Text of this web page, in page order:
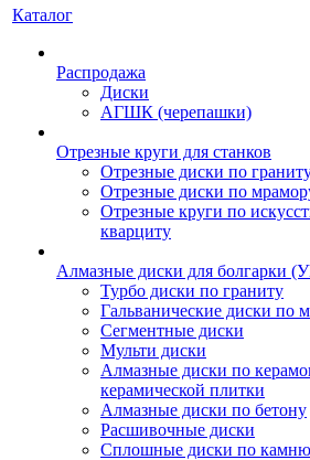
Каталог
Распродажа
Диски
АГШК (черепашки)
Отрезные круги для станков
Отрезные диски по
Отрезные диски по
Отрезные круги по
кварциту
Алмазные диски для болгарки
Турбо диски по граниту
Гальванические диски по
Сегментные диски
Мульти диски
Алмазные диски по
керамической плитки
Алмазные диски по бетону
Расшивочные диски
Сплошные диски по камню